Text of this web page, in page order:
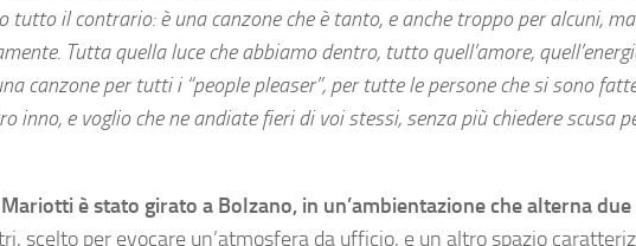
tutto il contrario: è una canzone che è tanto, e anche troppo per alcuni,
Tutta quella luce che abbiamo dentro, tutto quell’amore,
canzone per tutti i “people pleaser”, per tutte le persone che si sono
inno, e voglio che ne andiate fieri di voi stessi, senza più chiedere scusa
è stato girato a Bolzano, in un’ambientazione che alterna due
scelto per evocare un’atmosfera da ufficio, e un altro spazio